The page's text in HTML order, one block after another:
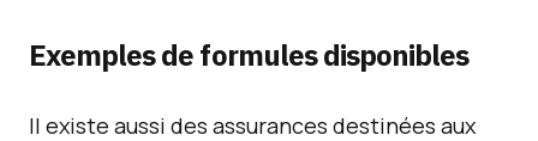
Exemples de formules disponibles
Il existe aussi des assurances destinées aux